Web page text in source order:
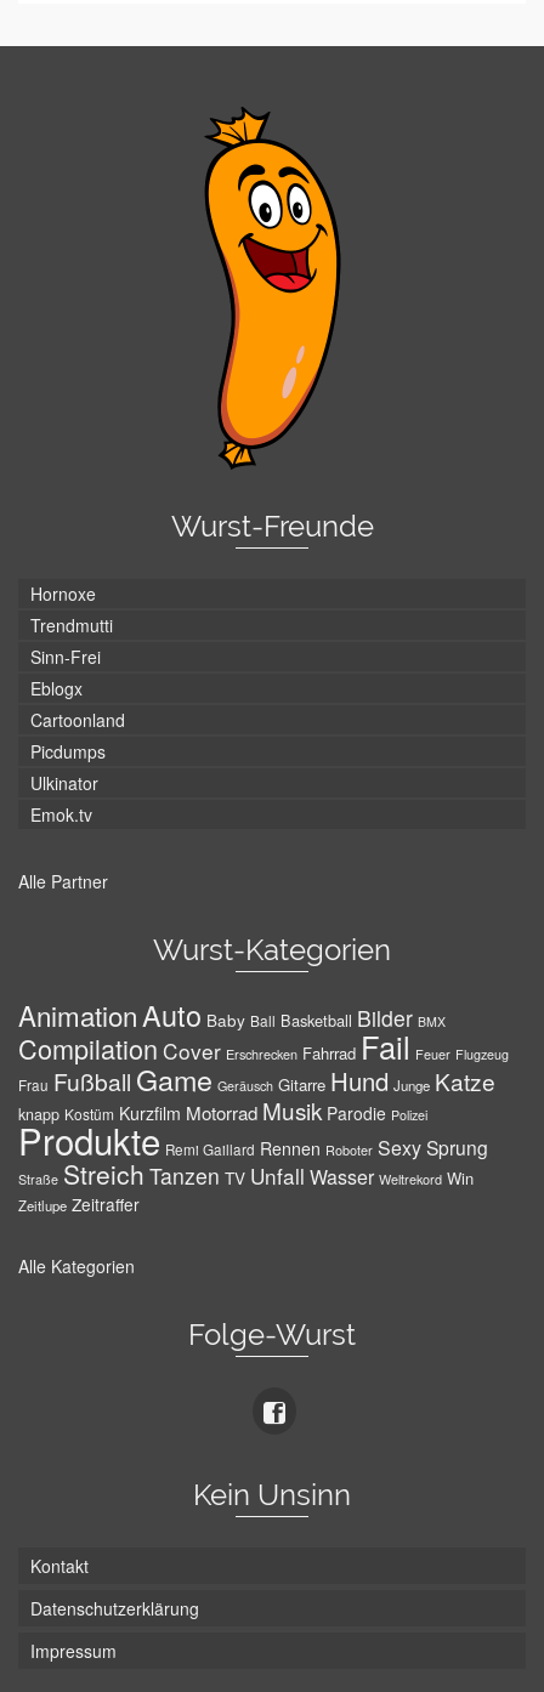
Wurst-Freunde
Hornoxe
Trendmutti
Sinn-Frei
Eblogx
Cartoonland
Picdumps
Ulkinator
Emok.tv
Alle Partner
Wurst-Kategorien
AnimationAuto Baby Ball Basketball Bilder BMX
Compilation Cover Erschrecken Fahrrad Fail Feuer Flugzeug
Frau Fußball Game Geräusch Gitarre Hund Junge Katze
knapp Kostüm Kurzfilm Motorrad Musik Parodie Polizei
Produkte Remi Gaillard Rennen Roboter SexySprung
Straße Streich Tanzen TV Unfall Wasser Weltrekord Win
Zeitlupe Zeitraffer
Alle Kategorien
Folge-Wurst
Kein Unsinn
Kontakt
Datenschutzerklärung
Impressum